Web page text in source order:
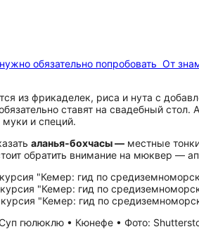
обязательно попробовать От
из фрикаделек, риса и нута с
ставят на свадебный стол.
и специй.
аланья‑бохчасы — местные
обратить внимание на мюквер —
Суп гюлюклю • Кюнефе • Фото: